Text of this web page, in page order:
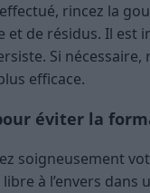
rincez la
et de résidus. Il
Si nécessaire,
efficace.
éviter la
soigneusement
libre à l’envers